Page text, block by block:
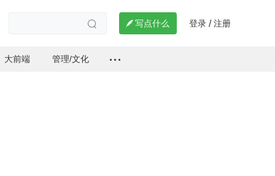
  写点什么 登录 / 注册
大前端 管理/文化